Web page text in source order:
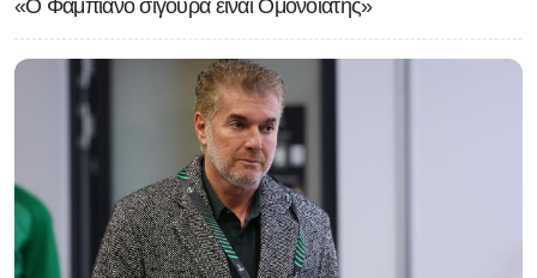
«Ο Φαμπιάνο σίγουρα είναι Ομονοιάτης»